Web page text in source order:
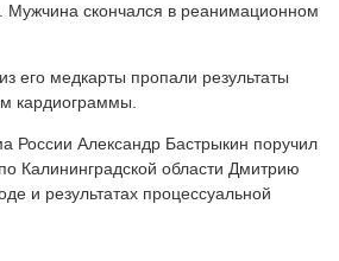
скончался в реанимационном
его медкарты пропали результаты
кардиограммы.
России Александр Бастрыкин поручил
Калининградской области Дмитрию
и результатах процессуальной